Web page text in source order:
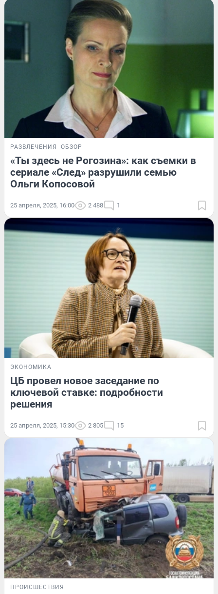
РАЗВЛЕЧЕНИЯ ОБЗОР
«Ты здесь не Рогозина»: как съемки в
сериале «След» разрушили семью
Ольги Копосовой
25 апреля, 2025, 16:00 2 488 1
ЭКОНОМИКА
ЦБ провел новое заседание по
ключевой ставке: подробности
решения
25 апреля, 2025, 15:30 2 805 15
ПРОИСШЕСТВИЯ